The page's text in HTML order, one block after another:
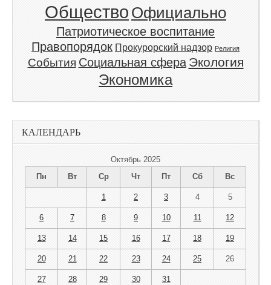
Общество Официально
Патриотическое воспитание
Правопорядок Прокурорский надзор Религия
События Социальная сфера Экология
Экономика
КАЛЕНДАРЬ
Октябрь 2025
Пн
Вт Ср Чт Пт Сб Вс
1 2 3 4 5
6 7 8 9 10 11 12
13 14 15 16 17 18 19
20 21 22 23 24 25 26
27 28 29 30 31